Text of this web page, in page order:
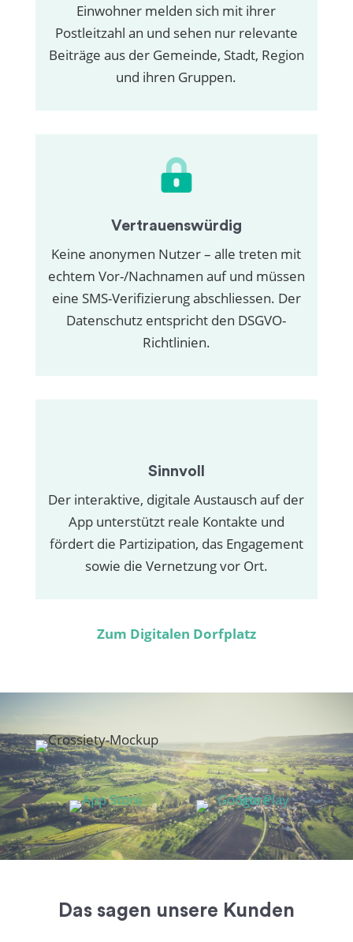
Einwohner melden sich mit ihrer
Postleitzahl an und sehen nur relevante
Beiträge aus der Gemeinde, Stadt, Region
und ihren Gruppen.
Vertrauenswürdig
Keine anonymen Nutzer – alle treten mit
echtem Vor-/Nachnamen auf und müssen
eine SMS-Verifizierung abschliessen. Der
Datenschutz entspricht den DSGVO-
Richtlinien.
Sinnvoll
Der interaktive, digitale Austausch auf der
App unterstützt reale Kontakte und
fördert die Partizipation, das Engagement
sowie die Vernetzung vor Ort.
Zum Digitalen Dorfplatz
Das sagen unsere Kunden